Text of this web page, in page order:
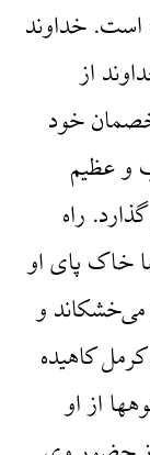
است. خداوند
از
خود
و عظیم
راه
خاک پای او
و
کاهیده
از او